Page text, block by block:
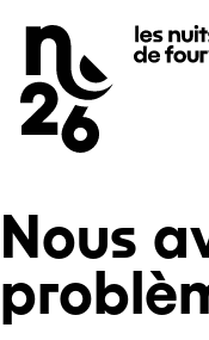
Se rendre au
Contenu principal
Pied de page
Nous